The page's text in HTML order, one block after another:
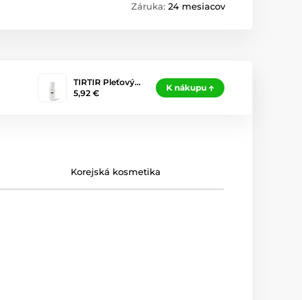
Záruka: 24 mesiacov
TIRTIR Pleťový…
5,92 €
K nákupu
Korejská kosmetika